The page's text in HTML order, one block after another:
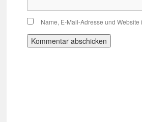
Name, E-Mail-Adresse und